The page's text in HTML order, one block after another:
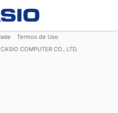
Termos de Uso
CASIO COMPUTER CO., LTD.